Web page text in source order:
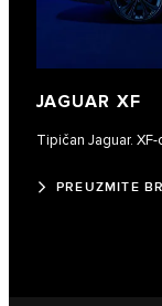
JAGUAR XF
Tipičan Jaguar.
PREUZMITE